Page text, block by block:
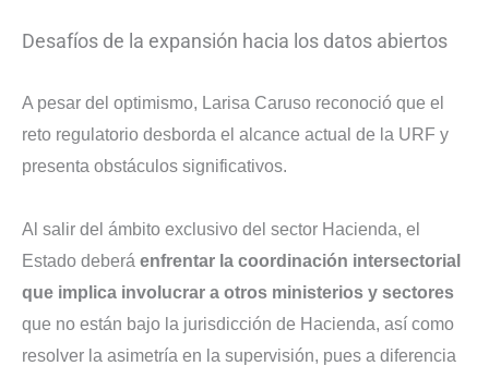
Desafíos de la expansión hacia los datos abiertos
A pesar del optimismo, Larisa Caruso reconoció que el
reto regulatorio desborda el alcance actual de la URF y
presenta obstáculos significativos.
Al salir del ámbito exclusivo del sector Hacienda, el
Estado deberá enfrentar la coordinación intersectorial
que implica involucrar a otros ministerios y sectores
que no están bajo la jurisdicción de Hacienda, así como
resolver la asimetría en la supervisión, pues a diferencia